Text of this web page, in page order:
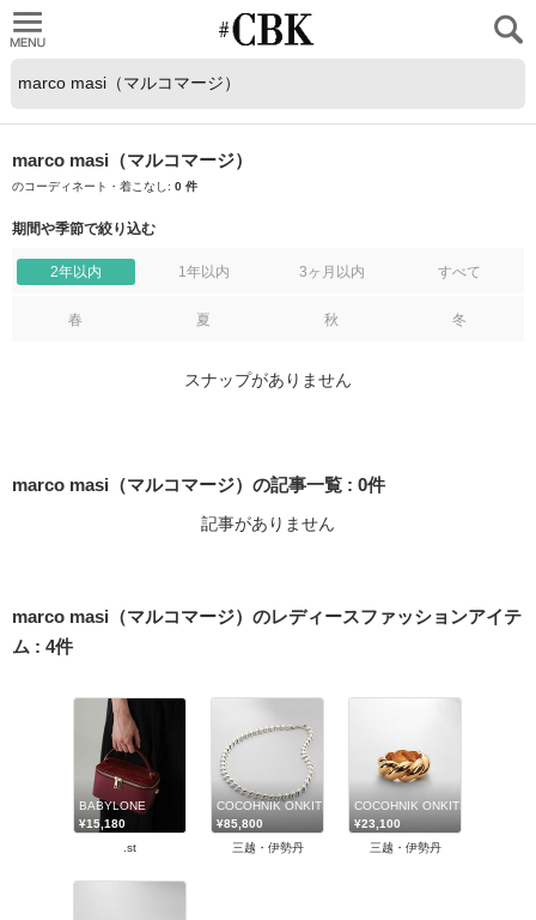
marco masi（マルコマージ）
のコーディネート・着こなし: 0 件
期間や季節で絞り込む
2年以内 1年以内 3ヶ月以内 すべて
春 夏 秋 冬
スナップがありません
marco masi（マルコマージ）の記事一覧 : 0件
記事がありません
marco masi（マルコマージ）のレディースファッションアイテ
ム : 4件
BABYLONE
¥15,180
.st
COCOHNIK ONKITSCH (Women)/ココシュニック オンキ
¥85,800
三越・伊勢丹
COCOHNIK ONKITSCH
¥23,100
三越・伊勢丹